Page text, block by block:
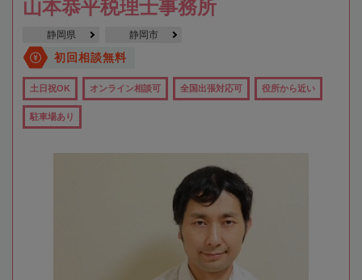
山本恭平税理士事務所
静岡県 静岡市
初回相談無料
土日祝OK オンライン相談可 全国出張対応可 役所から近い
駐車場あり